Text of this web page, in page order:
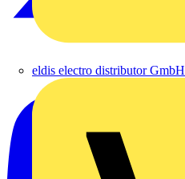
eldis electro distributor GmbH